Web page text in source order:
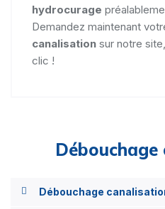
hydrocurage
Demandez maintenant
canalisation sur notre
clic !
Débouchage